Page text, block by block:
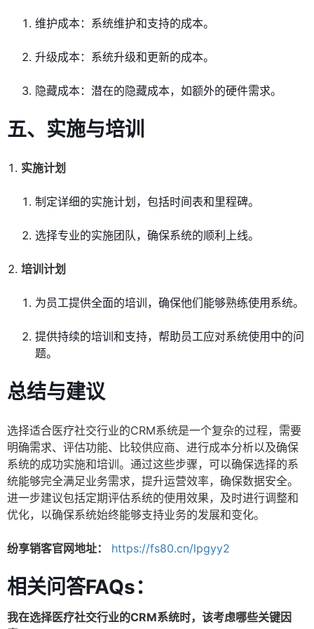
维护成本：系统维护和支持的成本。
升级成本：系统升级和更新的成本。
隐藏成本：潜在的隐藏成本，如额外的硬件需求。
五、实施与培训
实施计划
制定详细的实施计划，包括时间表和里程碑。
选择专业的实施团队，确保系统的顺利上线。
培训计划
为员工提供全面的培训，确保他们能够熟练使用系统。
提供持续的培训和支持，帮助员工应对系统使用中的问
题。
总结与建议
选择适合医疗社交行业的CRM系统是一个复杂的过程，需要
明确需求、评估功能、比较供应商、进行成本分析以及确保
系统的成功实施和培训。通过这些步骤，可以确保选择的系
统能够完全满足业务需求，提升运营效率，确保数据安全。
进一步建议包括定期评估系统的使用效果，及时进行调整和
优化，以确保系统始终能够支持业务的发展和变化。
纷享销客官网地址： https://fs80.cn/lpgyy2
相关问答FAQs：
我在选择医疗社交行业的CRM系统时，该考虑哪些关键因